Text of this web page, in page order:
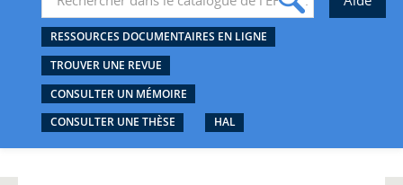
RESSOURCES DOCUMENTAIRES EN LIGNE
TROUVER UNE REVUE
CONSULTER UN MÉMOIRE
CONSULTER UNE THÈSE
HAL